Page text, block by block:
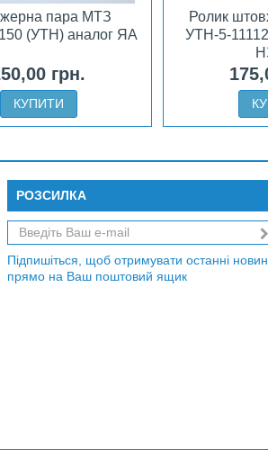
пара МТЗ
(УТН) аналог ЯА
грн.
КУПИТИ
Ролик
УТН-5-
РОЗСИЛКА
Підпишіться, щоб отримувати останні
прямо на Ваш поштовий ящик